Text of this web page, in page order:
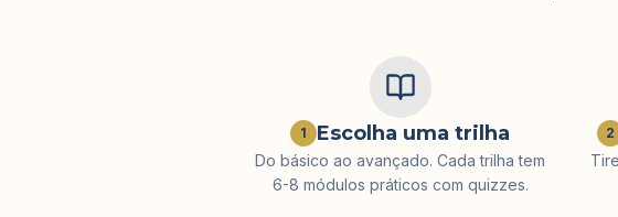
1 Escolha uma trilha
Do básico ao avançado. Cada trilha tem
6-8 módulos práticos com quizzes.
2